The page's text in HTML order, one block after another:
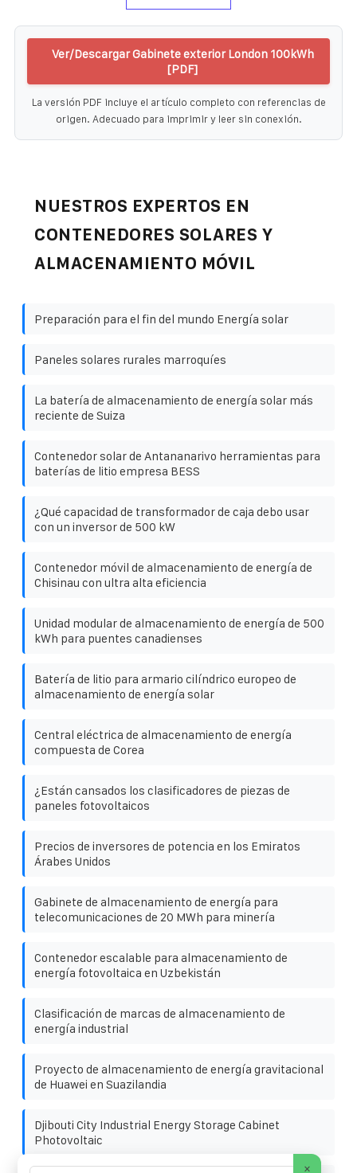
Ver/Descargar Gabinete exterior London 100kWh
[PDF]
La versión PDF incluye el artículo completo con referencias de
origen. Adecuado para imprimir y leer sin conexión.
NUESTROS EXPERTOS EN
CONTENEDORES SOLARES Y
ALMACENAMIENTO MÓVIL
Preparación para el fin del mundo Energía solar
Paneles solares rurales marroquíes
La batería de almacenamiento de energía solar más
reciente de Suiza
Contenedor solar de Antananarivo herramientas para
baterías de litio empresa BESS
¿Qué capacidad de transformador de caja debo usar
con un inversor de 500 kW
Contenedor móvil de almacenamiento de energía de
Chisinau con ultra alta eficiencia
Unidad modular de almacenamiento de energía de 500
kWh para puentes canadienses
Batería de litio para armario cilíndrico europeo de
almacenamiento de energía solar
Central eléctrica de almacenamiento de energía
compuesta de Corea
¿Están cansados ​​los clasificadores de piezas de
paneles fotovoltaicos
Precios de inversores de potencia en los Emiratos
Árabes Unidos
Gabinete de almacenamiento de energía para
telecomunicaciones de 20 MWh para minería
Contenedor escalable para almacenamiento de
energía fotovoltaica en Uzbekistán
Clasificación de marcas de almacenamiento de
energía industrial
Proyecto de almacenamiento de energía gravitacional
de Huawei en Suazilandia
Djibouti City Industrial Energy Storage Cabinet
Photovoltaic
×